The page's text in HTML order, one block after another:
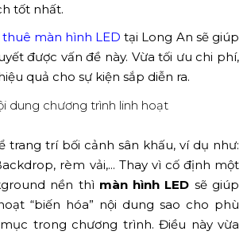
tốt nhất.
màn hình LED tại Long An sẽ giúp
được vấn đề này. Vừa tối ưu chi phí,
quả cho sự kiện sắp diễn ra.
dung chương trình linh hoạt
trang trí bối cảnh sân khấu, ví dụ như:
rèm vải,... Thay vì cố định một
nền thì màn hình LED sẽ giúp
“biến hóa” nội dung sao cho phù
trong chương trình. Điều này vừa